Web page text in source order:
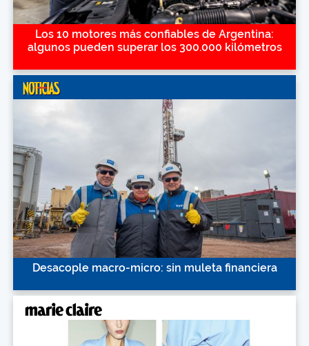
Los 10 motores más confiables de Argentina:
algunos pueden superar los 300.000 kilómetros
Desacople macro-micro: sin muleta financiera